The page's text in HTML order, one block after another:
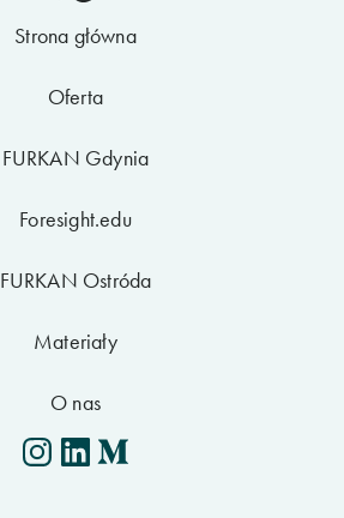
Strona główna
Oferta
FURKAN Gdynia
Foresight.edu
FURKAN Ostróda
Materiały
O nas